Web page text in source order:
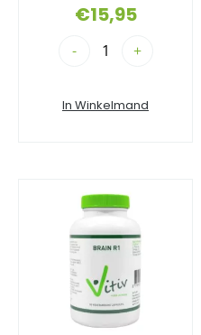
€15,95
- +
In Winkelmand